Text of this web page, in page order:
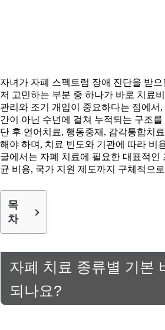
자녀가 자폐 스펙트럼 장애 진단을 받
저 고민하는 부분 중 하나가 바로 치료
관리와 조기 개입이 중요하다는 점에서,
간이 아닌 수년에 걸쳐 누적되는 구조
단 후 언어치료, 행동중재, 감각통합치
해야 하며, 치료 빈도와 기관에 따라 비
글에서는 자폐 치료에 필요한 대표적인
균 비용, 국가 지원 제도까지 구체적으
목
차
자폐 치료 종류별 기본
되나요?